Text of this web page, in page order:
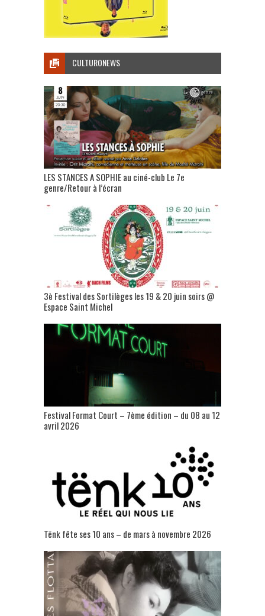
CULTURONEWS
LES STANCES A SOPHIE au ciné-club Le 7e
genre/Retour à l’écran
3è Festival des Sortilèges les 19 & 20 juin soirs @
Espace Saint Michel
Festival Format Court – 7ème édition – du 08 au 12
avril 2026
Tënk fête ses 10 ans – de mars à novembre 2026